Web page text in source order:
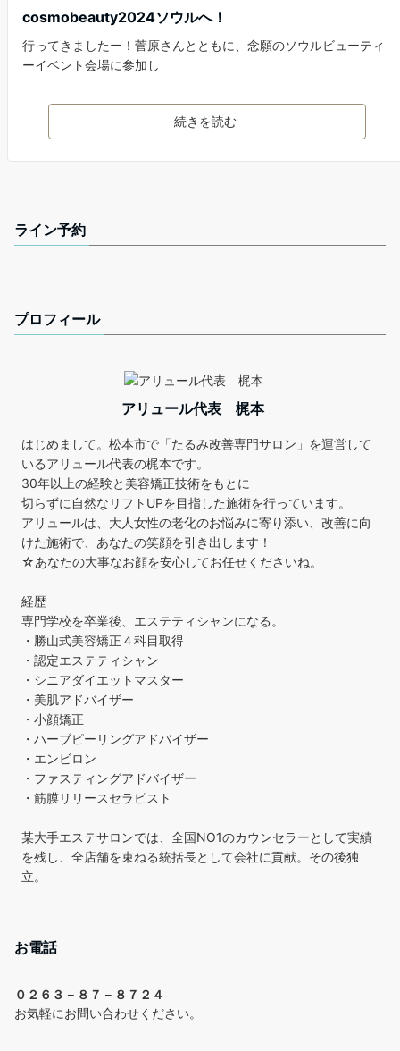
cosmobeauty2024ソウルへ！
行ってきましたー！菅原さんとともに、念願のソウルビューティ
ーイベント会場に参加し
続きを読む
ライン予約
プロフィール
アリュール代表 梶本
はじめまして。松本市で「たるみ改善専門サロン」を運営して
いるアリュール代表の梶本です。
30年以上の経験と美容矯正技術をもとに
切らずに自然なリフトUPを目指した施術を行っています。
アリュールは、大人女性の老化のお悩みに寄り添い、改善に向
けた施術で、あなたの笑顔を引き出します！
☆あなたの大事なお顔を安心してお任せくださいね。
経歴
専門学校を卒業後、エステティシャンになる。
・勝山式美容矯正４科目取得
・認定エステティシャン
・シニアダイエットマスター
・美肌アドバイザー
・小顔矯正
・ハーブピーリングアドバイザー
・エンビロン
・ファスティングアドバイザー
・筋膜リリースセラピスト
某大手エステサロンでは、全国NO1のカウンセラーとして実績
を残し、全店舗を束ねる統括長として会社に貢献。その後独
立。
お電話
０２６３－８７－８７２４
お気軽にお問い合わせください。